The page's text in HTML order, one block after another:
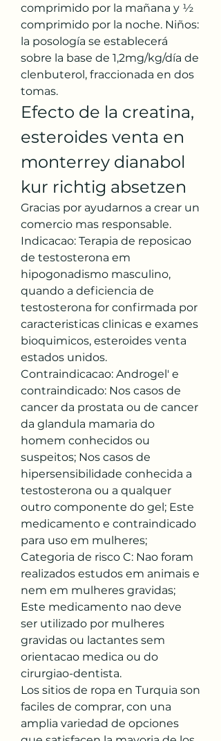
comprimido por la mañana y ½
comprimido por la noche. Niños:
la posología se establecerá
sobre la base de 1,2mg/kg/día de
clenbuterol, fraccionada en dos
tomas.
Efecto de la creatina,
esteroides venta en
monterrey dianabol
kur richtig absetzen
Gracias por ayudarnos a crear un
comercio mas responsable.
Indicacao: Terapia de reposicao
de testosterona em
hipogonadismo masculino,
quando a deficiencia de
testosterona for confirmada por
caracteristicas clinicas e exames
bioquimicos, esteroides venta
estados unidos.
Contraindicacao: Androgel' e
contraindicado: Nos casos de
cancer da prostata ou de cancer
da glandula mamaria do
homem conhecidos ou
suspeitos; Nos casos de
hipersensibilidade conhecida a
testosterona ou a qualquer
outro componente do gel; Este
medicamento e contraindicado
para uso em mulheres;
Categoria de risco C: Nao foram
realizados estudos em animais e
nem em mulheres gravidas;
Este medicamento nao deve
ser utilizado por mulheres
gravidas ou lactantes sem
orientacao medica ou do
cirurgiao-dentista.
Los sitios de ropa en Turquia son
faciles de comprar, con una
amplia variedad de opciones